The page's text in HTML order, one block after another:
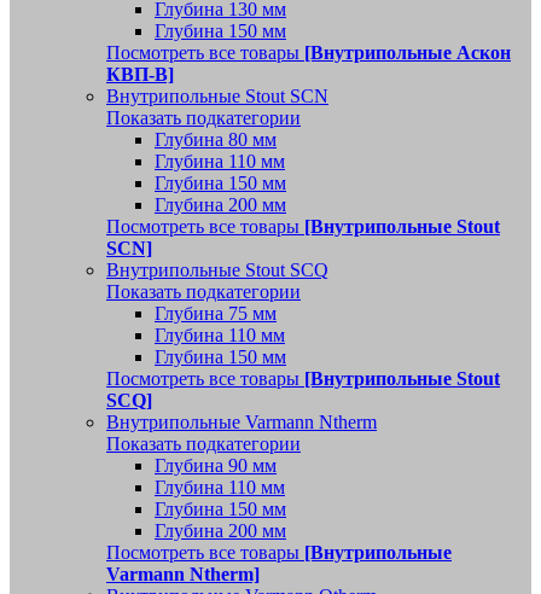
Глубина 130 мм
Глубина 150 мм
Посмотреть все товары [Внутрипольные Аскон
КВП-В]
Внутрипольные Stout SCN
Показать подкатегории
Глубина 80 мм
Глубина 110 мм
Глубина 150 мм
Глубина 200 мм
Посмотреть все товары [Внутрипольные Stout
SCN]
Внутрипольные Stout SCQ
Показать подкатегории
Глубина 75 мм
Глубина 110 мм
Глубина 150 мм
Посмотреть все товары [Внутрипольные Stout
SCQ]
Внутрипольные Varmann Ntherm
Показать подкатегории
Глубина 90 мм
Глубина 110 мм
Глубина 150 мм
Глубина 200 мм
Посмотреть все товары [Внутрипольные
Varmann Ntherm]